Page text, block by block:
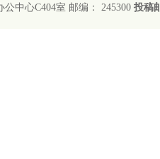
中心C404室 邮编： 245300 投稿